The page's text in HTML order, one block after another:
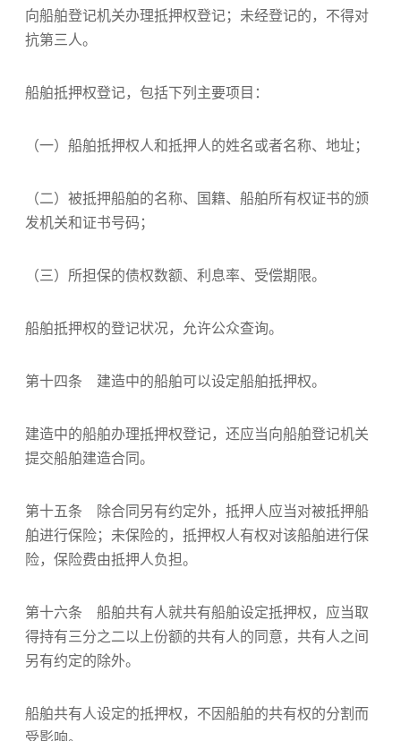
向船舶登记机关办理抵押权登记；未经登记的，不得对
抗第三人。
船舶抵押权登记，包括下列主要项目：
（一）船舶抵押权人和抵押人的姓名或者名称、地址；
（二）被抵押船舶的名称、国籍、船舶所有权证书的颁
发机关和证书号码；
（三）所担保的债权数额、利息率、受偿期限。
船舶抵押权的登记状况，允许公众查询。
第十四条 建造中的船舶可以设定船舶抵押权。
建造中的船舶办理抵押权登记，还应当向船舶登记机关
提交船舶建造合同。
第十五条 除合同另有约定外，抵押人应当对被抵押船
舶进行保险；未保险的，抵押权人有权对该船舶进行保
险，保险费由抵押人负担。
第十六条 船舶共有人就共有船舶设定抵押权，应当取
得持有三分之二以上份额的共有人的同意，共有人之间
另有约定的除外。
船舶共有人设定的抵押权，不因船舶的共有权的分割而
受影响。